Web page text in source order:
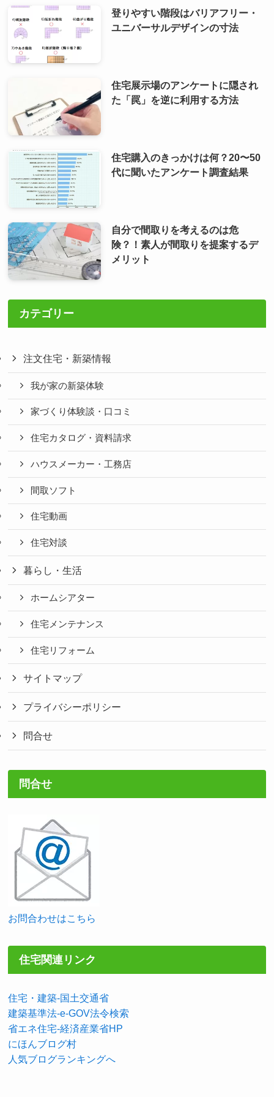
登りやすい階段はバリアフリー・
ユニバーサルデザインの寸法
住宅展示場のアンケートに隠され
た「罠」を逆に利用する方法
住宅購入のきっかけは何？20〜50
代に聞いたアンケート調査結果
自分で間取りを考えるのは危
険？！素人が間取りを提案するデ
メリット
カテゴリー
注文住宅・新築情報
我が家の新築体験
家づくり体験談・口コミ
住宅カタログ・資料請求
ハウスメーカー・工務店
間取ソフト
住宅動画
住宅対談
暮らし・生活
ホームシアター
住宅メンテナンス
住宅リフォーム
サイトマップ
プライバシーポリシー
問合せ
問合せ
お問合わせはこちら
住宅関連リンク
住宅・建築-国土交通省
建築基準法-e-GOV法令検索
省エネ住宅-経済産業省HP
にほんブログ村
人気ブログランキングへ